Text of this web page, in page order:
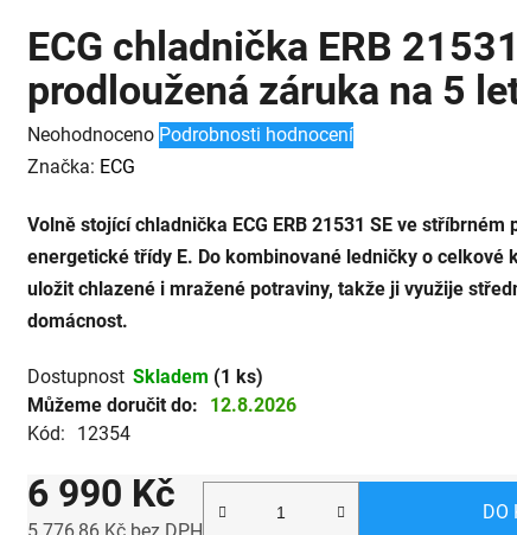
ECG chladnička ERB
prodloužená záruka na 5
Průměrné
hodnocení
je
0,0
z
5
Neohodnoceno Podrobnosti hodnocení
Značka: ECG
Volně stojící chladnička ECG ERB 21531 SE ve stříbrném
energetické třídy E. Do kombinované ledničky o celkové
uložit chlazené i mražené potraviny, takže ji využije
domácnost.
Dostupnost Skladem (1 ks)
Můžeme doručit do:
12.8.2026
Kód:
12354
6 990 Kč
5 776,86 Kč bez DPH
DO